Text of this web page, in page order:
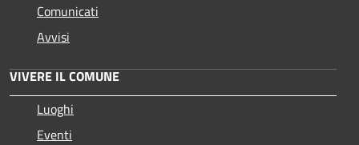
Comunicati
Avvisi
VIVERE IL COMUNE
Luoghi
Eventi